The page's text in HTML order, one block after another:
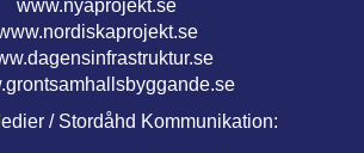
www.nyaprojekt.se
/ Stordåhd Kommunikation: